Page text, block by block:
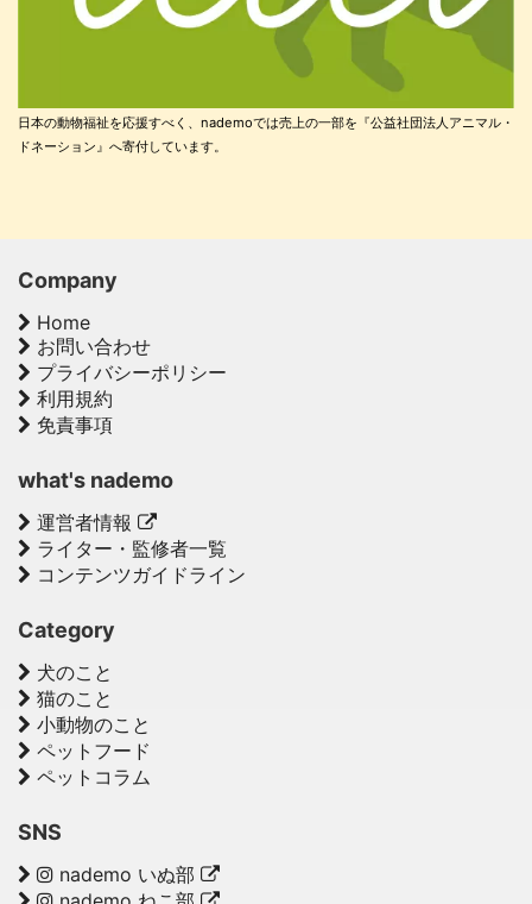
日本の動物福祉を応援すべく、nademoでは売上の一部を『公益社団法人アニマル・
ドネーション』へ寄付しています。
Company
Home
お問い合わせ
プライバシーポリシー
利用規約
免責事項
what's nademo
運営者情報
ライター・監修者一覧
コンテンツガイドライン
Category
犬のこと
猫のこと
小動物のこと
ペットフード
ペットコラム
SNS
nademo いぬ部